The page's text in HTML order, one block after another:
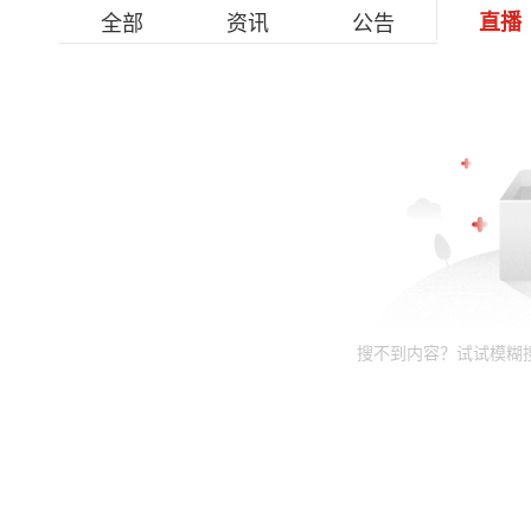
全部 资讯 公告 直播
搜不到内容？试试模糊